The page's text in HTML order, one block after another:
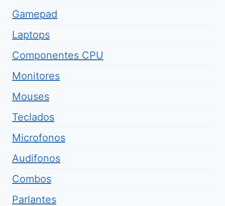
Gamepad
Laptops
Componentes CPU
Monitores
Mouses
Teclados
Microfonos
Audifonos
Combos
Parlantes